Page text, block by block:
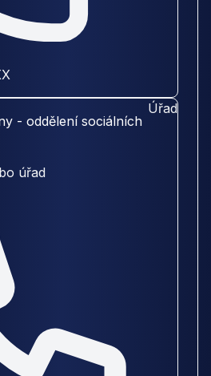
- oddělení sociálních
úřad
Úřad